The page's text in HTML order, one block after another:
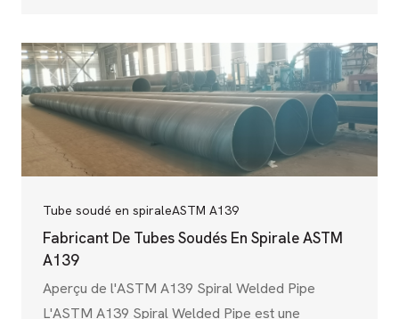
d'infrastructure. Cette norme, publiée par
l'American Society for Testing and Materials
(ASTM), garantit que les tuyaux présentent une
résistance mécanique élevée,...
Tube soudé en spiraleASTM A139
Fabricant De Tubes Soudés En Spirale ASTM
A139
Aperçu de l'ASTM A139 Spiral Welded Pipe
L'ASTM A139 Spiral Welded Pipe est une